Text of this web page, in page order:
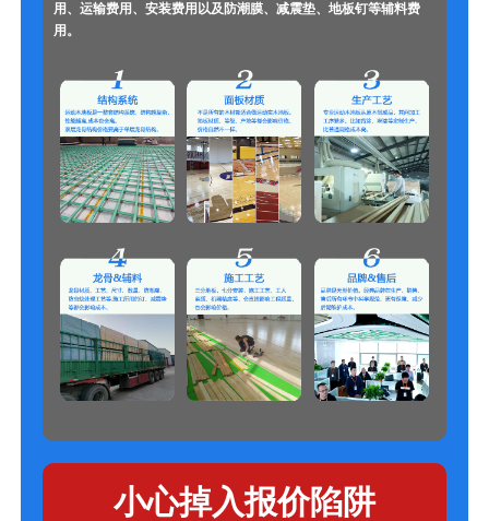
用、运输费用、安装费用以及防潮膜、减震垫、地板钉等辅料费
用。
小心掉入报价陷阱